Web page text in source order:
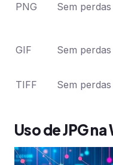
PNG Sem perdas
GIF Sem perdas
TIFF Sem perdas
Uso de JPG na